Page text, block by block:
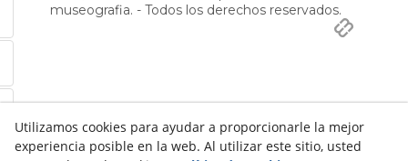
museografia. - Todos los derechos reservados.
Utilizamos cookies para ayudar a proporcionarle la mejor
experiencia posible en la web. Al utilizar este sitio, usted